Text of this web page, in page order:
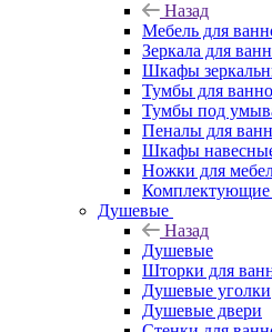
Назад
Мебель для
Зеркала для
Шкафы
Тумбы для
Тумбы под
Пеналы для
Шкафы
Ножки для
Душевые
Назад
Душевые
Шторки для
Душевые уголки
Душевые двери